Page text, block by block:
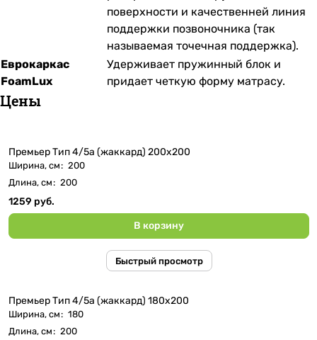
поверхности и качественней линия
поддержки позвоночника (так
называемая точечная поддержка).
Еврокаркас
FoamLux
Удерживает пружинный блок и
придает четкую форму матрасу.
Цены
Премьер Тип 4/5а (жаккард) 200x200
Ширина, см: 200
Длина, см: 200
1259 руб.
В корзину
Быстрый просмотр
Премьер Тип 4/5а (жаккард) 180x200
Ширина, см: 180
Длина, см: 200